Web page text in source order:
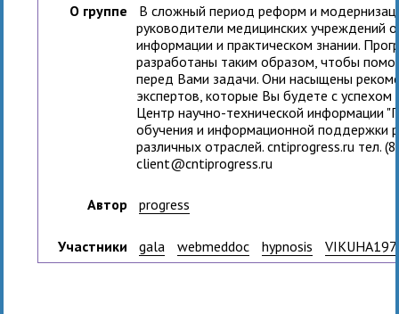
О группе
В сложный период реформ и
руководители медицинских учреждений
информации и практическом знании.
разработаны таким образом, чтобы
перед Вами задачи. Они насыщены
экспертов, которые Вы будете с
Центр научно-технической информации
обучения и информационной поддержки
различных отраслей. cntiprogress.ru тел.
client@cntiprogress.ru
Автор progress
Участники gala webmeddoc hypnosis